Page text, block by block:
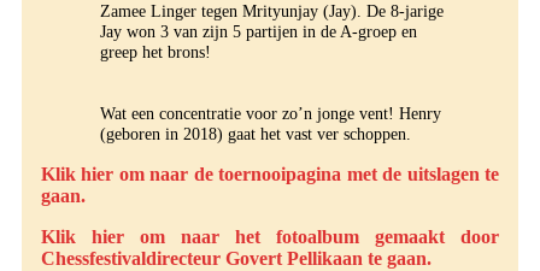
Zamee Linger tegen Mrityunjay (Jay). De 8-jarige
Jay won 3 van zijn 5 partijen in de A-groep en
greep het brons!
Wat een concentratie voor zo’n jonge vent! Henry
(geboren in 2018) gaat het vast ver schoppen.
Klik hier om naar de toernooipagina met de uitslagen te
gaan.
Klik hier om naar het fotoalbum gemaakt door
Chessfestivaldirecteur Govert Pellikaan te gaan.